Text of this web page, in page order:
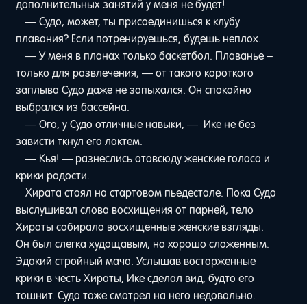
дополнительных занятий у меня не будет!
— Судо, может, ты присоединишься к клубу
плавания? Если потренируешься, будешь неплох.
— У меня в планах только баскетбол. Плаванье –
только для развлечения, — от такого короткого
заплыва Судо даже не запыхался. Он спокойно
выбрался из бассейна.
— Ого, у Судо отличные навыки, — Ике не без
зависти ткнул его локтем.
— Кья! — разнеслись отовсюду женские голоса и
крики радости.
Хирата стоял на стартовом пьедестале. Пока Судо
выслушивал слова восхищения от парней, тело
Хираты собирало восхищенные женские взгляды.
Он был слегка худощавым, но хорошо сложенным.
Эдакий стройный мачо. Услышав восторженные
крики в честь Хираты, Ике сделал вид, будто его
тошнит. Судо тоже смотрел на него недовольно.